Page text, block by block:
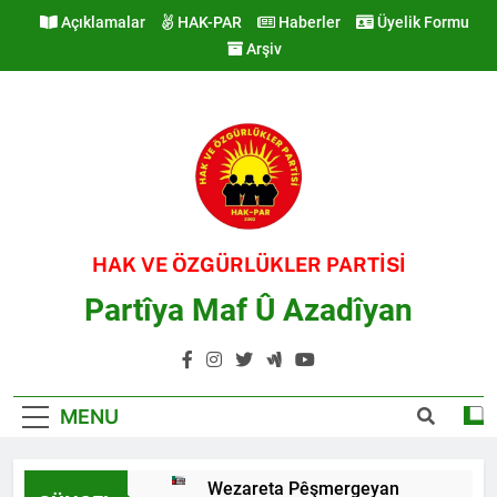
Açıklamalar HAK-PAR Haberler
Üyelik Formu
Arşiv
HAK VE ÖZGÜRLÜKLER PARTİSİ
Partîya Maf Û Azadîyan
MENU
Wezareta Pêşmergeyan